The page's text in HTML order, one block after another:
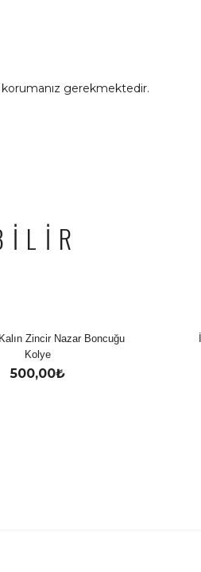
gerekmektedir.
Zincir Nazar Boncuğu
Kolye
500,00₺